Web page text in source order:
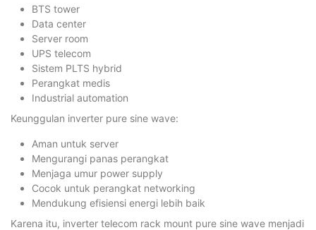
BTS tower
Data center
Server room
UPS telecom
Sistem PLTS hybrid
Perangkat medis
Industrial automation
Keunggulan inverter pure sine wave:
Aman untuk server
Mengurangi panas perangkat
Menjaga umur power supply
Cocok untuk perangkat networking
Mendukung efisiensi energi lebih baik
Karena itu, inverter telecom rack mount pure sine wave menjadi